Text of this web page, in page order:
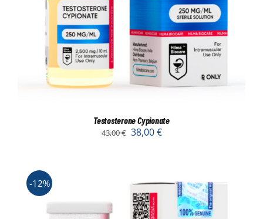
Testosterone Cypionate
43,00€ 38,00€
-12%